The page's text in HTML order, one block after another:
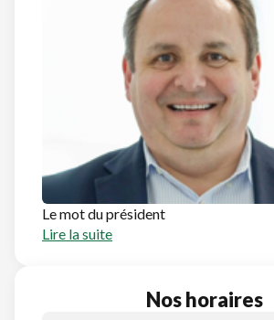
Le mot du président
Lire la suite
Nos horaires